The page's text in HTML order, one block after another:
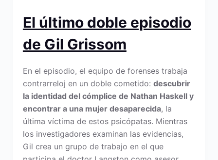
El último doble episodio
de Gil Grissom
En el episodio, el equipo de forenses trabaja
contrarreloj en un doble cometido: descubrir
la identidad del cómplice de Nathan Haskell y
encontrar a una mujer desaparecida, la
última víctima de estos psicópatas. Mientras
los investigadores examinan las evidencias,
Gil crea un grupo de trabajo en el que